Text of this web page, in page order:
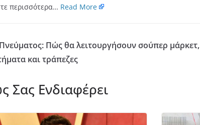
περισσότερα… Read More
Πώς θα λειτουργήσουν σούπερ μάρκετ,
και τράπεζες
Σας Ενδιαφέρει